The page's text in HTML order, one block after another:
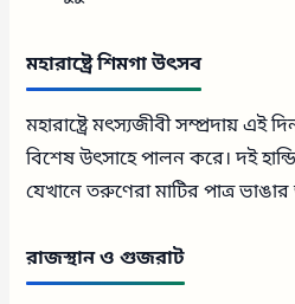
মহারাষ্ট্রে শিমগা উৎসব
মহারাষ্ট্রে মৎস্যজীবী সম্প্রদায় এই
বিশেষ উৎসাহে পালন করে। দই
যেখানে তরুণেরা মাটির পাত্র
রাজস্থান ও গুজরাট